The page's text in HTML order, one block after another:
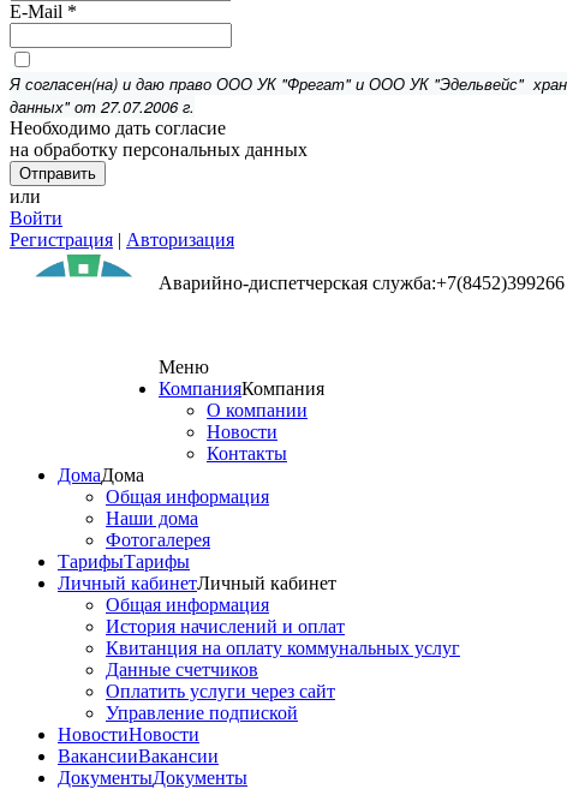
E-Mail *
Я согласен(на) и даю право ООО УК "Фрегат" и ООО УК "Эдельвейс"
данных" от 27.07.2006 г.
Необходимо дать согласие
на обработку персональных данных
или
Войти
Регистрация | Авторизация
Аварийно-диспетчерская служба:+7(8452)399266
Меню
КомпанияКомпания
О компании
Новости
Контакты
ДомаДома
Общая информация
Наши дома
Фотогалерея
ТарифыТарифы
Личный кабинетЛичный кабинет
Общая информация
История начислений и оплат
Квитанция на оплату коммунальных услуг
Данные счетчиков
Оплатить услуги через сайт
Управление подпиской
НовостиНовости
ВакансииВакансии
ДокументыДокументы